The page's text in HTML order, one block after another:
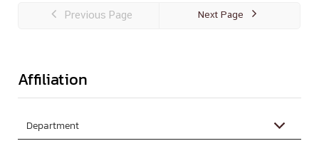
 Previous Page Next Page 
Affiliation